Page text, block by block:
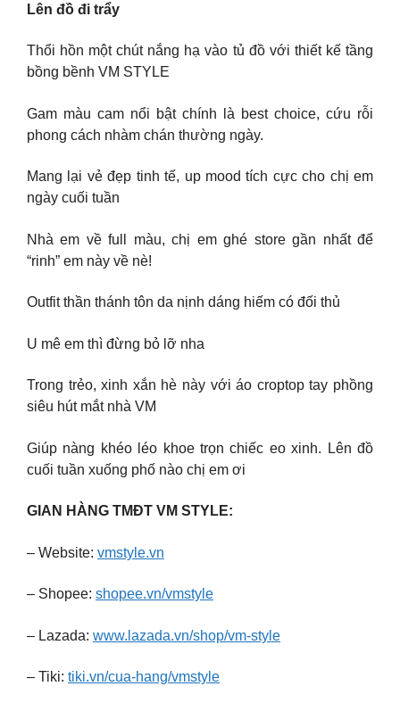
Lên đồ đi trẩy
Thổi hồn một chút nắng hạ vào tủ đồ với thiết kế tầng
bồng bềnh VM STYLE
Gam màu cam nổi bật chính là best choice, cứu rỗi
phong cách nhàm chán thường ngày.
Mang lại vẻ đẹp tinh tế, up mood tích cực cho chị em
ngày cuối tuần
Nhà em về full màu, chị em ghé store gần nhất để
“rinh” em này về nè!
Outfit thần thánh tôn da nịnh dáng hiếm có đối thủ
U mê em thì đừng bỏ lỡ nha
Trong trẻo, xinh xắn hè này với áo croptop tay phồng
siêu hút mắt nhà VM
Giúp nàng khéo léo khoe trọn chiếc eo xinh. Lên đồ
cuối tuần xuống phố nào chị em ơi
GIAN HÀNG TMĐT VM STYLE:
– Website: vmstyle.vn
– Shopee: shopee.vn/vmstyle
– Lazada: www.lazada.vn/shop/vm-style
– Tiki: tiki.vn/cua-hang/vmstyle